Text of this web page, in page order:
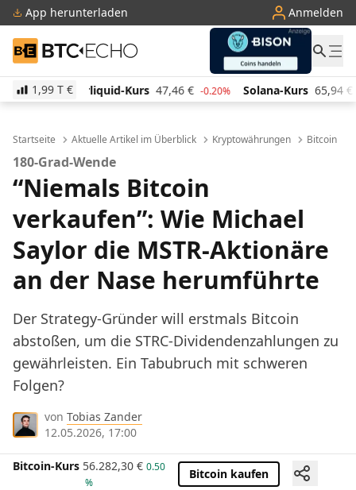
App herunterladen Anmelden
BTC-ECHO
1,99 T €
Kurs 47,46 € -0.20% Solana-Kurs 65,94 € 4.00% TRON-Kurs
Startseite Aktuelle Artikel im Überblick Kryptowährungen Bitcoin
180-Grad-Wende
“Niemals Bitcoin
verkaufen”: Wie Michael
Saylor die MSTR-Aktionäre
an der Nase herumführte
Der Strategy-Gründer will erstmals Bitcoin
abstoßen, um die STRC-Dividendenzahlungen zu
gewährleisten. Ein Tabubruch mit schweren
Folgen?
von Tobias Zander
12.05.2026, 17:00
Bitcoin-Kurs 56.282,30 € 0.50
%
Bitcoin kaufen